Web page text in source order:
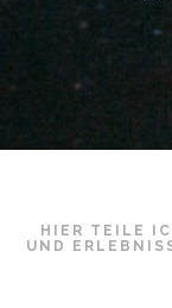
HIER TEILE
UND